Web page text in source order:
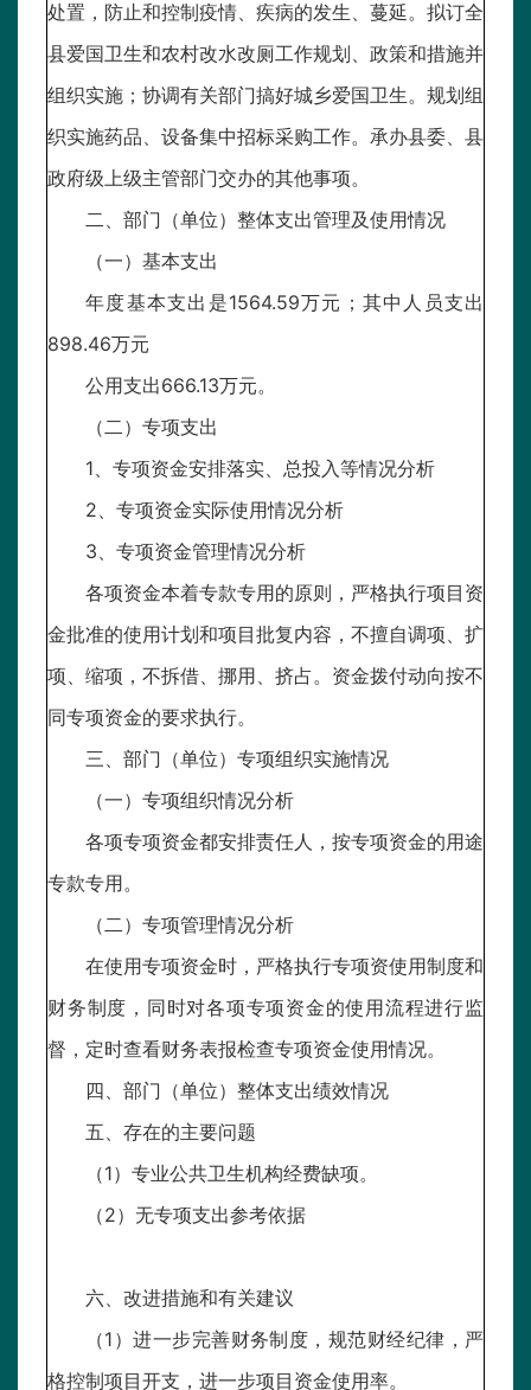
处置，防止和控制疫情、疾病的发生、蔓延。拟订全
县爱国卫生和农村改水改厕工作规划、政策和措施并
组织实施；协调有关部门搞好城乡爱国卫生。规划组
织实施药品、设备集中招标采购工作。承办县委、县
政府级上级主管部门交办的其他事项。
二、部门（单位）整体支出管理及使用情况
（一）基本支出
年度基本支出是1564.59万元；其中人员支出
898.46万元
公用支出666.13万元。
（二）专项支出
1、专项资金安排落实、总投入等情况分析
2、专项资金实际使用情况分析
3、专项资金管理情况分析
各项资金本着专款专用的原则，严格执行项目资
金批准的使用计划和项目批复内容，不擅自调项、扩
项、缩项，不拆借、挪用、挤占。资金拨付动向按不
同专项资金的要求执行。
三、部门（单位）专项组织实施情况
（一）专项组织情况分析
各项专项资金都安排责任人，按专项资金的用途
专款专用。
（二）专项管理情况分析
在使用专项资金时，严格执行专项资使用制度和
财务制度，同时对各项专项资金的使用流程进行监
督，定时查看财务表报检查专项资金使用情况。
四、部门（单位）整体支出绩效情况
五、存在的主要问题
（1）专业公共卫生机构经费缺项。
（2）无专项支出参考依据
六、改进措施和有关建议
（1）进一步完善财务制度，规范财经纪律，严
格控制项目开支，进一步项目资金使用率。